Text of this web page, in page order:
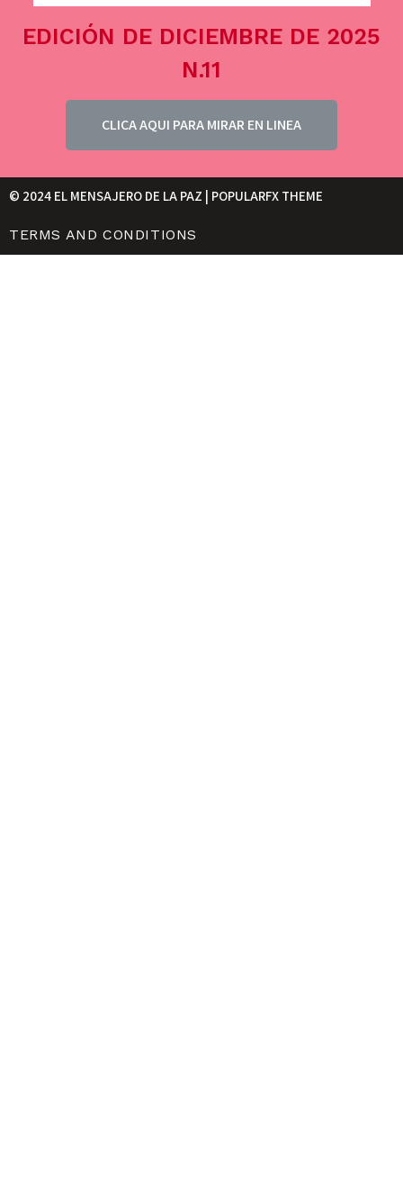
EDICIÓN DE DICIEMBRE DE 2025
N.11
CLICA AQUI PARA MIRAR EN LINEA
© 2024 EL MENSAJERO DE LA PAZ | POPULARFX THEME
TERMS AND CONDITIONS